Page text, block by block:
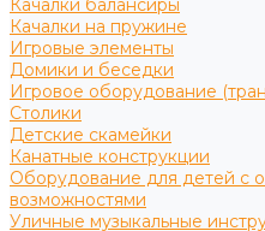
Качалки на пружине
Игровые элементы
Домики и беседки
Игровое оборудование
Столики
Детские скамейки
Канатные конструкции
Оборудование для детей с
возможностями
Уличные музыкальные